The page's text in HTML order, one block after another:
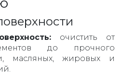
очистить от
до прочного
масляных, жировых и